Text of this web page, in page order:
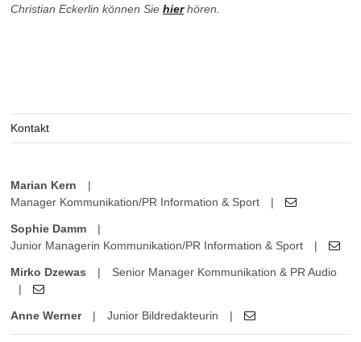
Christian Eckerlin können Sie hierhören.
Kontakt
Marian Kern
|
Manager Kommunikation/PR Information & Sport
|
Sophie Damm
|
Junior Managerin Kommunikation/PR Information & Sport
|
Mirko Dzewas |
Senior Manager Kommunikation & PR Audio
|
Anne Werner | Junior Bildredakteurin |